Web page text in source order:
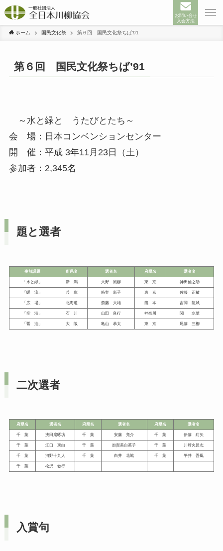
お問い合せ
入会方法
ホーム 国民文化祭 第６回 国民文化祭ちば’91
第６回 国民文化祭ちば’91
～水と緑と うたびとたち～
会 場：日本コンベンションセンター
開 催：平成 3年11月23日（土）
参加者：2,345名
題と選者
事前課題 府県名 選者名 府県名 選者名
「水と緑」 新 潟 大野 風柳 東 京 神田仙之助
「暖 流」 兵 庫 時実 新子 東 京 佐藤 正敏
「広 場」 北海道 斎藤 大雄 熊 本 吉岡 龍城
「空 港」 石 川 山田 良行 神奈川 関 水華
「醤 油」 大 阪 亀山 恭太 東 京 尾藤 三柳
二次選者
府県名 選者名 府県名 選者名 府県名 選者名
千 葉 浅田扇啄坊 千 葉 安藤 亮介 千 葉 伊藤 紺矢
千 葉 江口 東白 千 葉 加賀美白英子 千 葉 川崎火呂志
千 葉 河野十九人 千 葉 白井 花戦 千 葉 平井 吾風
千 葉 松沢 敏行
入賞句